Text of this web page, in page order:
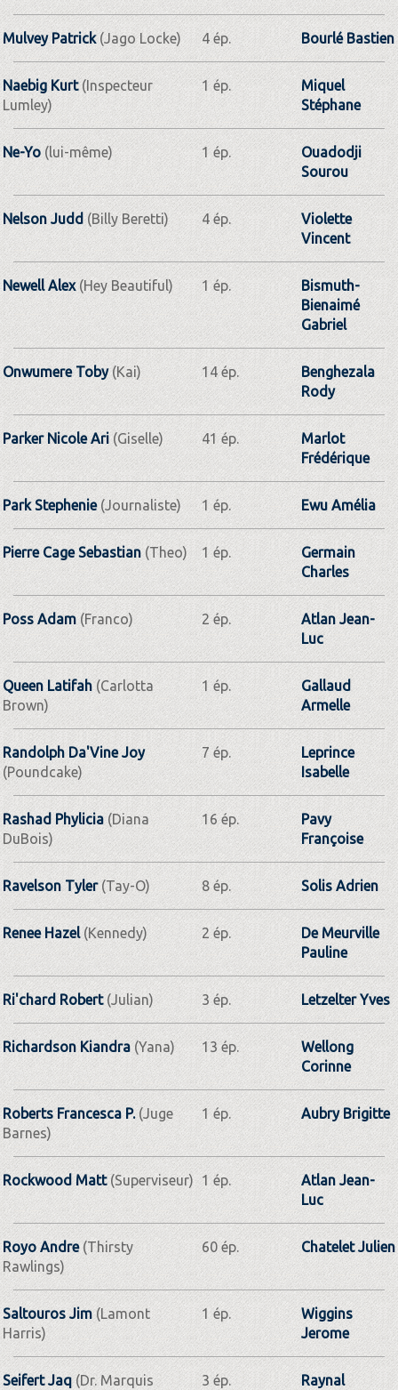
Mulvey Patrick(Jago Locke) 4 ép. Bourlé Bastien
Naebig Kurt(Inspecteur
Lumley)
1 ép.
Miquel
Stéphane
Ne-Yo (lui-même) 1 ép.
Ouadodji
Sourou
Nelson Judd (Billy Beretti) 4 ép.
Violette
Vincent
Newell Alex(Hey Beautiful) 1 ép.
Bismuth-
Bienaimé
Gabriel
Onwumere Toby(Kai) 14 ép.
Benghezala
Rody
Parker Nicole Ari(Giselle) 41 ép.
Marlot
Frédérique
Park Stephenie(Journaliste) 1 ép. Ewu Amélia
Pierre Cage Sebastian(Theo) 1 ép.
Germain
Charles
Poss Adam(Franco) 2 ép.
Atlan Jean-
Luc
Queen Latifah(Carlotta
Brown)
1 ép.
Gallaud
Armelle
Randolph Da'Vine Joy
(Poundcake)
7 ép.
Leprince
Isabelle
Rashad Phylicia (Diana
DuBois)
16 ép.
Pavy
Françoise
Ravelson Tyler(Tay-O) 8 ép. Solis Adrien
Renee Hazel (Kennedy) 2 ép.
De Meurville
Pauline
Ri'chard Robert(Julian) 3 ép. Letzelter Yves
Richardson Kiandra(Yana) 13 ép.
Wellong
Corinne
Roberts Francesca P. (Juge
Barnes)
1 ép. Aubry Brigitte
Rockwood Matt(Superviseur) 1 ép.
Atlan Jean-
Luc
Royo Andre(Thirsty
Rawlings)
60 ép. Chatelet Julien
Saltouros Jim(Lamont
Harris)
1 ép.
Wiggins
Jerome
Seifert Jaq (Dr. Marquis
3 ép.
Raynal